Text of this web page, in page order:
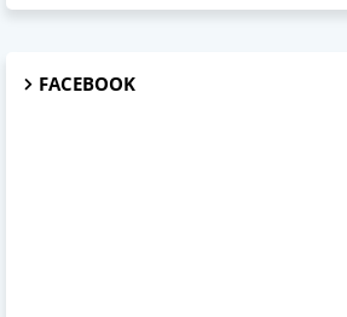
FACEBOOK